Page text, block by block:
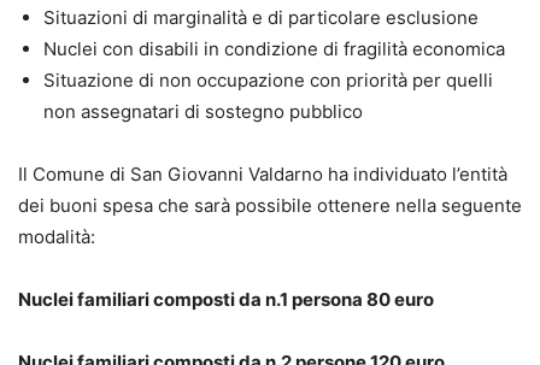
Situazioni di marginalità e di particolare esclusione
Nuclei con disabili in condizione di fragilità economica
Situazione di non occupazione con priorità per quelli
non assegnatari di sostegno pubblico
Il Comune di San Giovanni Valdarno ha individuato l’entità
dei buoni spesa che sarà possibile ottenere nella seguente
modalità:
Nuclei familiari composti da n.1 persona 80 euro